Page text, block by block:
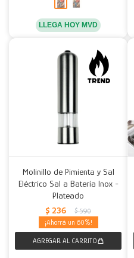
LLEGA HOY MVD
Molinillo de Pimienta y Sal
Eléctrico Sal a Batería Inox -
Plateado
$ 236 $ 590
60